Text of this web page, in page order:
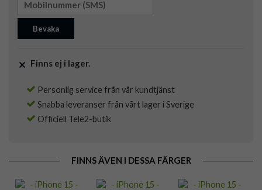
Bevaka
Finns ej i lager.
Personlig service från vår kundtjänst
Snabba leveranser från vårt lager i Sverige
Officiell Tele2-butik
FINNS ÄVEN I DESSA FÄRGER